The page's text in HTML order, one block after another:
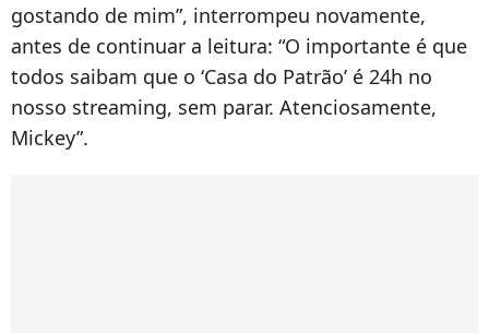
gostando de mim”, interrompeu novamente,
antes de continuar a leitura: “O importante é que
todos saibam que o ‘Casa do Patrão’ é 24h no
nosso streaming, sem parar. Atenciosamente,
Mickey”.